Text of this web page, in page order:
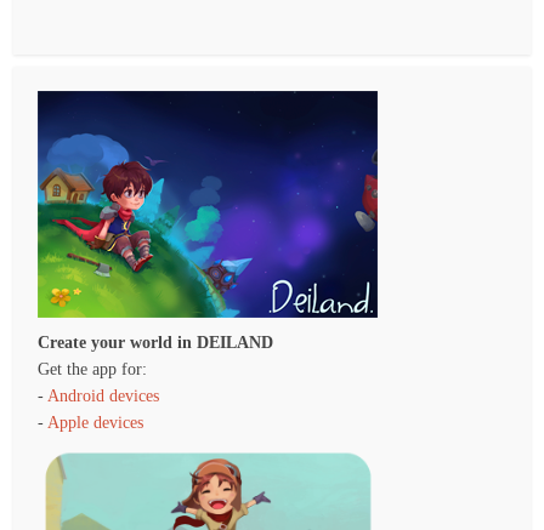
Create your world in DEILAND
Get the app for:
-Android devices
-Apple devices